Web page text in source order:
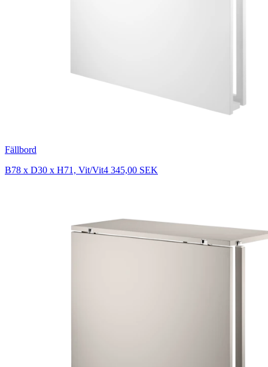
Fällbord
B78 x D30 x H71, Vit/Vit4 345,00 SEK